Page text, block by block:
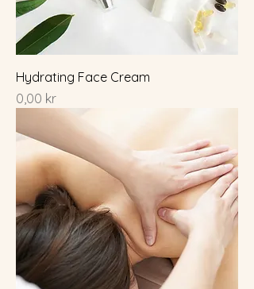
Hydrating Face Cream
Pris
0,00 kr